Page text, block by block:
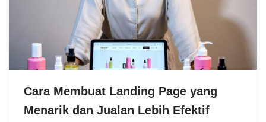
Cara Membuat Landing Page yang
Menarik dan Jualan Lebih Efektif